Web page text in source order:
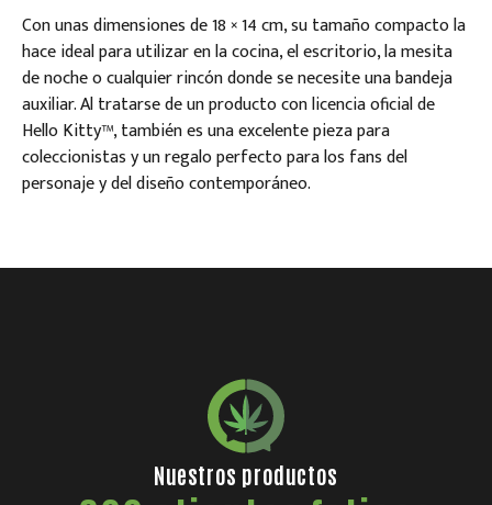
Con unas dimensiones de 18 × 14 cm, su tamaño compacto la
hace ideal para utilizar en la cocina, el escritorio, la mesita
de noche o cualquier rincón donde se necesite una bandeja
auxiliar. Al tratarse de un producto con licencia oficial de
Hello Kitty™, también es una excelente pieza para
coleccionistas y un regalo perfecto para los fans del
personaje y del diseño contemporáneo.
Nuestros productos